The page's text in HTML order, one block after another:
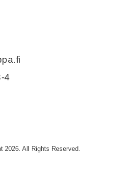
4
2026. All Rights Reserved.